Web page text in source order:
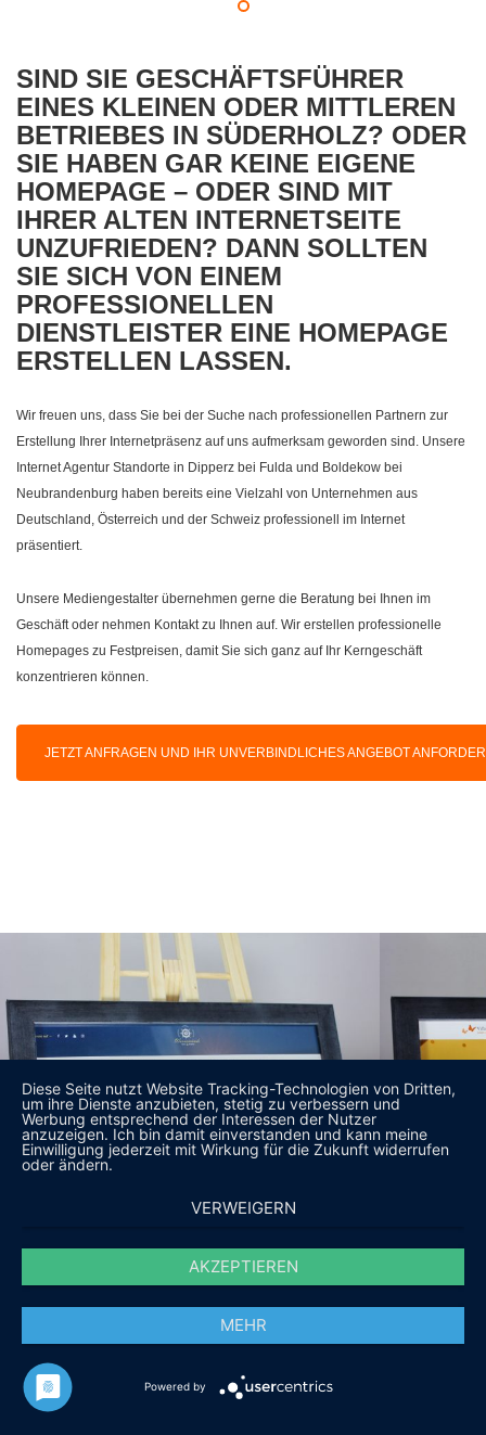
SIND SIE GESCHÄFTSFÜHRER
EINES KLEINEN ODER MITTLEREN
BETRIEBES IN SÜDERHOLZ? ODER
SIE HABEN GAR KEINE EIGENE
HOMEPAGE – ODER SIND MIT
IHRER ALTEN INTERNETSEITE
UNZUFRIEDEN? DANN SOLLTEN
SIE SICH VON EINEM
PROFESSIONELLEN
DIENSTLEISTER EINE HOMEPAGE
ERSTELLEN LASSEN.
Wir freuen uns, dass Sie bei der Suche nach professionellen Partnern zur
Erstellung Ihrer Internetpräsenz auf uns aufmerksam geworden sind. Unsere
Internet Agentur Standorte in Dipperz bei Fulda und Boldekow bei
Neubrandenburg haben bereits eine Vielzahl von Unternehmen aus
Deutschland, Österreich und der Schweiz professionell im Internet
präsentiert.
Unsere Mediengestalter übernehmen gerne die Beratung bei Ihnen im
Geschäft oder nehmen Kontakt zu Ihnen auf. Wir erstellen professionelle
Homepages zu Festpreisen, damit Sie sich ganz auf Ihr Kerngeschäft
konzentrieren können.
JETZT ANFRAGEN UND IHR UNVERBINDLICHES ANGEBOT
Diese Seite nutzt Website Tracking-Technologien von Dritten,
um ihre Dienste anzubieten, stetig zu verbessern und
Werbung entsprechend der Interessen der Nutzer
anzuzeigen. Ich bin damit einverstanden und kann meine
Einwilligung jederzeit mit Wirkung für die Zukunft widerrufen
oder ändern.
VERWEIGERN
AKZEPTIEREN
MEHR
Powered by